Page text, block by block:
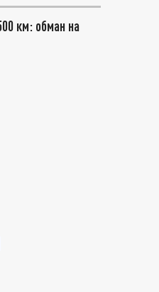
км: обман на